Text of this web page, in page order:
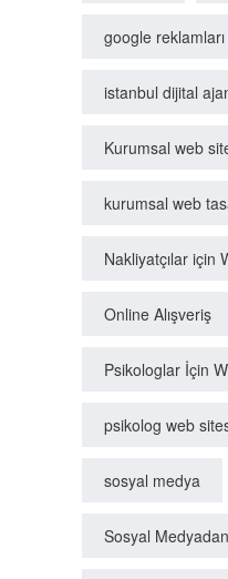
google reklamları
istanbul dijital
Kurumsal web
kurumsal web
Nakliyatçılar için
Online Alışveriş
Psikologlar İçin
psikolog web
sosyal medya
Sosyal